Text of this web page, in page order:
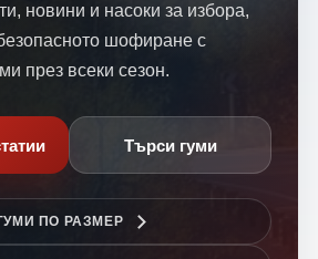
новини и насоки за избора,
шофиране с
през всеки сезон.
Търси гуми
ПО РАЗМЕР